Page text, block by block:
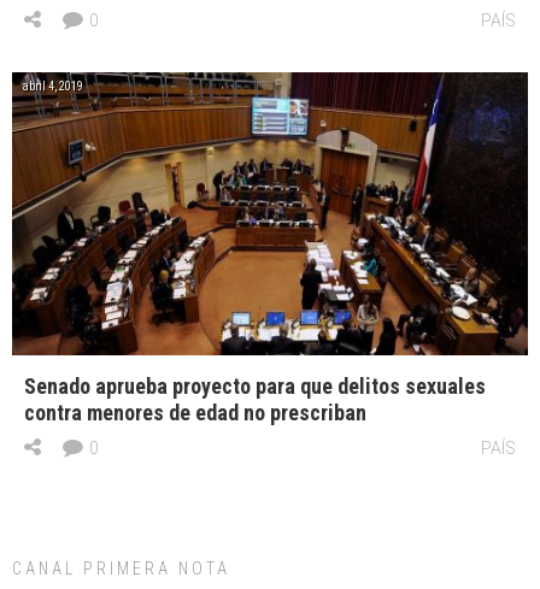
PAÍS
0
abril 4, 2019
Senado aprueba proyecto para que delitos sexuales
contra menores de edad no prescriban
PAÍS
0
CANAL PRIMERA NOTA